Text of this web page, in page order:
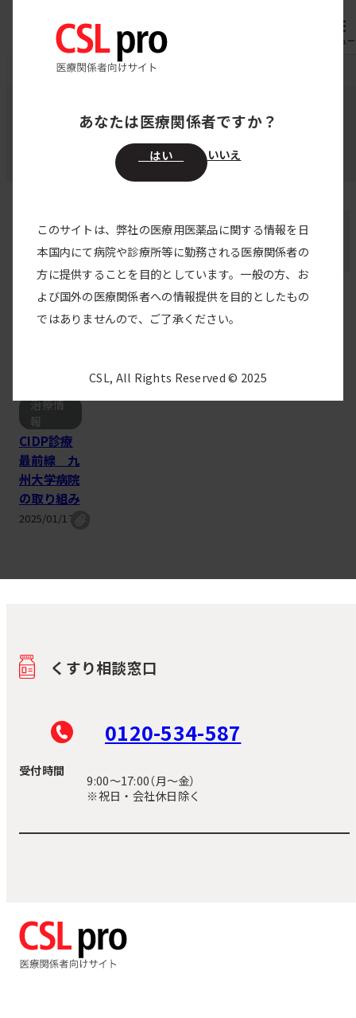
メニュー
CSL pro 著者・監修者
監修者・登壇者・著者
髙橋 公一 さん
九州大学病院 病棟看護師 /副看護師長
髙橋 公一 さんの記事
治療情
報
CIDP診療
最前線 九
州大学病院
の取り組み
2025/01/17(金)
くすり相談窓口
0120-534-587
受付時間
9:00〜17:00（月～金）
※祝日・会社休日除く
あなたは医療関係者ですか？
はい いいえ
このサイトは、弊社の医療用医薬品に関する情報を日
本国内にて病院や診療所等に勤務される医療関係者の
方に提供することを目的としています。一般の方、お
よび国外の医療関係者への情報提供を目的としたもの
ではありませんので、ご了承ください。
CSL, All Rights Reserved © 2025